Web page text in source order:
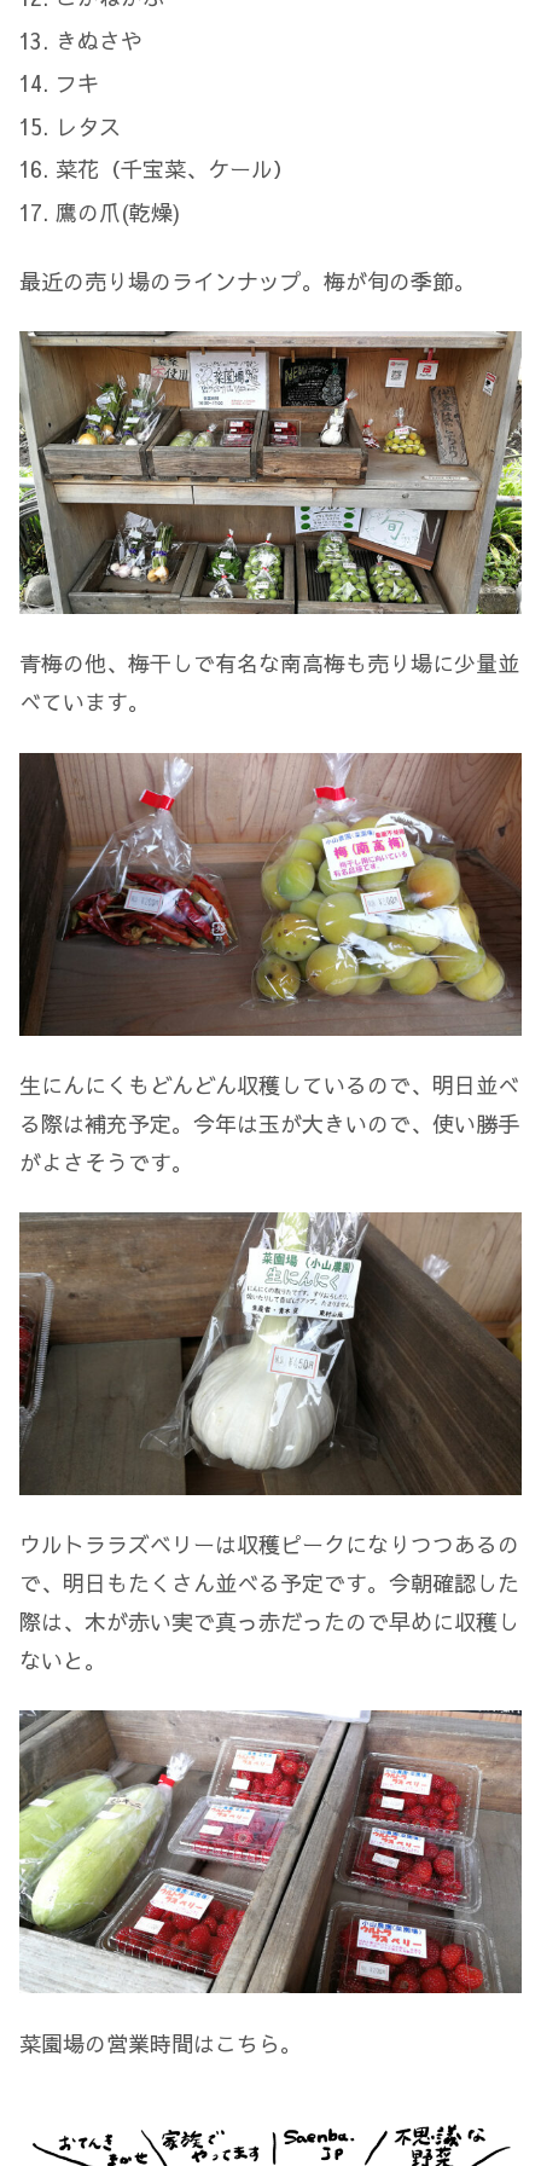
きぬさや
フキ
レタス
菜花（千宝菜、ケール）
鷹の爪(乾燥)
最近の売り場のラインナップ。梅が旬の季節。
青梅の他、梅干しで有名な南高梅も売り場に少量並
べています。
生にんにくもどんどん収穫しているので、明日並べ
る際は補充予定。今年は玉が大きいので、使い勝手
がよさそうです。
ウルトララズベリーは収穫ピークになりつつあるの
で、明日もたくさん並べる予定です。今朝確認した
際は、木が赤い実で真っ赤だったので早めに収穫し
ないと。
菜園場の営業時間はこちら。